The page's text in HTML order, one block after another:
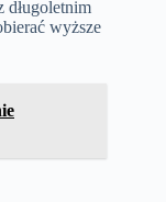
długoletnim
wyższe